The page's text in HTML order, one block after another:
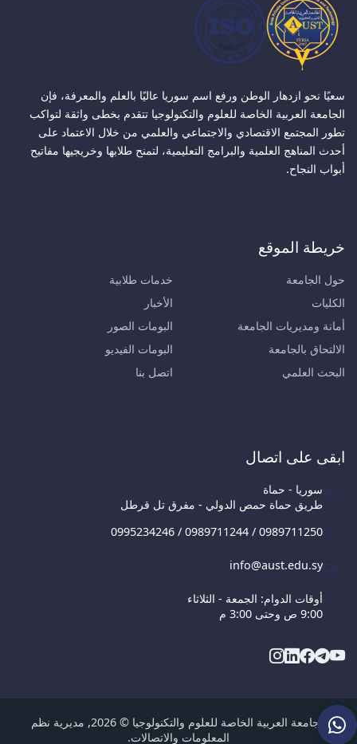
سعيًا نحو ازدهار الوطن ورفع اسم سوريا عاليًا بالعلم والمعرفة، فإن
الجامعة العربية الخاصة للعلوم والتكنولوجيا تتقدم بخطى واثقة لتواكب
تطور المجتمع الاقتصادي والاجتماعي والعلمي من خلال الاعتماد على
أحدث المناهج العلمية والبرامج التعليمية، لتمنح طلابها وخريجيها مفاتيح
أبواب النجاح.
خريطة الموقع
حول الجامعة
الكليات
أمانة ومديريات الجامعة
الالتحاق بالجامعة
البحث العلمي
خدمات طلابية
الأخبار
البومات الصور
البومات الفيديو
اتصل بنا
ابقى على اتصال
سوريا - حماة
طريق حماة حمص الدولي - مفرق تل قرطل
0995234246 / 0989711244 / 0989711250
info@aust.edu.sy
أوقات الدوام: الجمعة - الثلاثاء
9:00 ص وحتى 3:00 م
الجامعة العربية الخاصة للعلوم والتكنولوجيا © 2026, مديرية نظم
المعلومات والاتصالات.